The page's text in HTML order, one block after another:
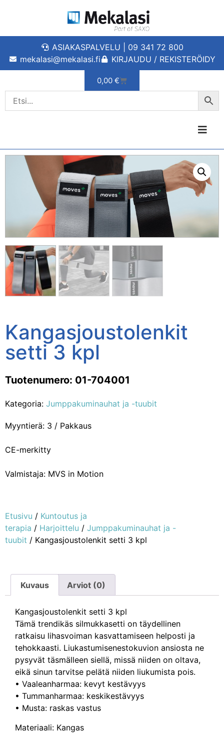
ASIAKASPALVELU | 09 341 72 800
mekalasi@mekalasi.fi
KIRJAUDU / REKISTERÖIDY
0,00 €
Kangasjoustolenkit
setti 3 kpl
Tuotenumero: 01-704001
Kategoria: Jumppakuminauhat ja -tuubit
Myyntierä: 3 / Pakkaus
CE-merkitty
Valmistaja: MVS in Motion
Etusivu / Kuntoutus ja
terapia / Harjoittelu / Jumppakuminauhat ja -
tuubit / Kangasjoustolenkit setti 3 kpl
Kuvaus Arviot (0)
Kangasjoustolenkit setti 3 kpl
Tämä trendikäs silmukkasetti on täydellinen
ratkaisu lihasvoiman kasvattamiseen helposti ja
tehokkaasti. Liukastumisenestokuvion ansiosta ne
pysyvät täsmälleen siellä, missä niiden on oltava,
eikä sinun tarvitse pelätä niiden liukumista pois.
• Vaaleanharmaa: kevyt kestävyys
• Tummanharmaa: keskikestävyys
• Musta: raskas vastus
Materiaali: Kangas